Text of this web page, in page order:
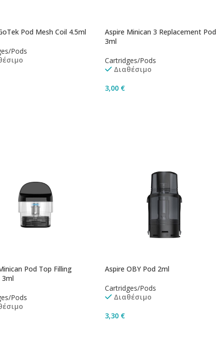
Pod Mesh Coil 4.5ml
Pods
Aspire Minican 3 Replacement Pod
3ml
Cartridges/Pods
Διαθέσιμο
3,00 €
Pod Top Filling
3ml
Pods
Aspire OBY Pod 2ml
Cartridges/Pods
Διαθέσιμο
3,30 €